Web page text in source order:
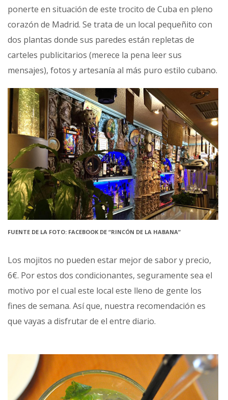
ponerte en situación de este trocito de Cuba en pleno
corazón de Madrid. Se trata de un local pequeñito con
dos plantas donde sus paredes están repletas de
carteles publicitarios (merece la pena leer sus
mensajes), fotos y artesanía al más puro estilo cubano.
FUENTE DE LA FOTO: FACEBOOK DE “RINCÓN DE LA HABANA”
Los mojitos no pueden estar mejor de sabor y precio,
6€. Por estos dos condicionantes, seguramente sea el
motivo por el cual este local este lleno de gente los
fines de semana. Así que, nuestra recomendación es
que vayas a disfrutar de el entre diario.